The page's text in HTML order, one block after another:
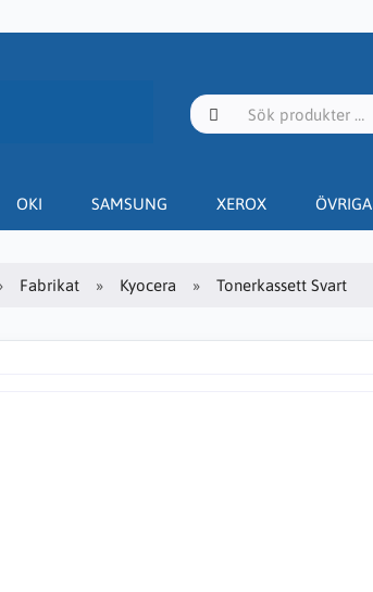
OKI SAMSUNG XEROX ÖVRIGA
Fabrikat Kyocera Tonerkassett Svart